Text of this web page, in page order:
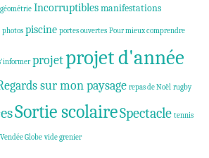
géométrie Incorruptiblesmanifestations
photos piscine portes ouvertes Pour mieux comprendre
projetprojet d'année
sur mon paysage repas de Noël rugby
Sortie scolaireSpectacle tennis
Vendée Globe vide grenier